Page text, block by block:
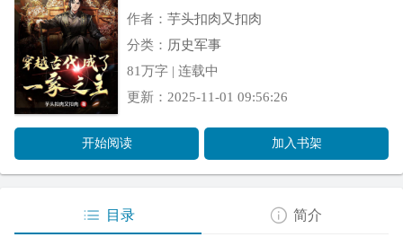
作者： 芋头扣肉又扣肉
分类： 历史军事
81万字 | 连载中
更新：2025-11-01 09:56:26
开始阅读 加入书架
目录 简介